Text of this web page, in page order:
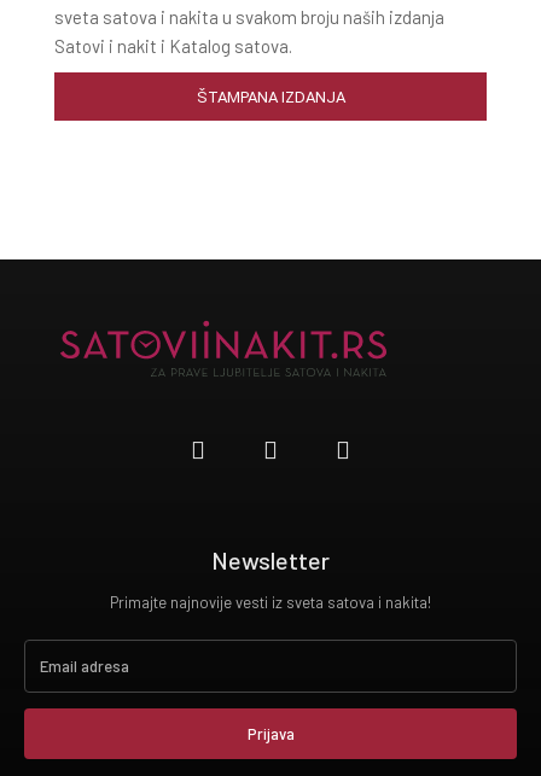
sveta satova i nakita u svakom broju naših izdanja
Satovi i nakit i Katalog satova.
ŠTAMPANA IZDANJA
Newsletter
Primajte najnovije vesti iz sveta satova i nakita!
Prijava